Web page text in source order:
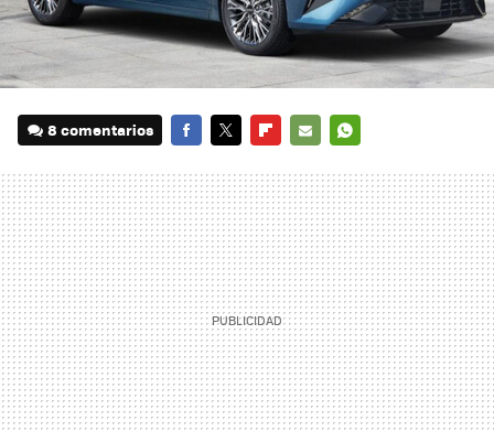
8 comentarios
MAIL